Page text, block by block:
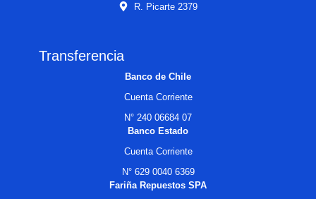
R. Picarte 2379
Transferencia
Banco de Chile
Cuenta Corriente
N° 240 06684 07
Banco Estado
Cuenta Corriente
N° 629 0040 6369
Fariña Repuestos SPA